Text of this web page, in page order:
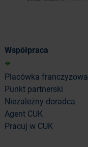
Współpraca
Placówka franczyzowa
Punkt partnerski
Niezależny doradca
Agent CUK
Pracuj w CUK